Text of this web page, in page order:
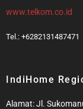
www.telkom.co.id
Tel.: +6282131487471
IndiHome
Alamat: Jl.